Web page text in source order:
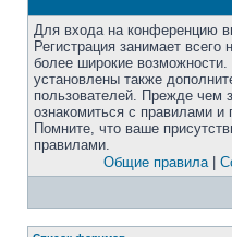
Для входа на конференцию
Регистрация занимает
более широкие
установлены также
пользователей. Прежде чем
ознакомиться с правилами
Помните, что ваше
правилами.
Общие правила|